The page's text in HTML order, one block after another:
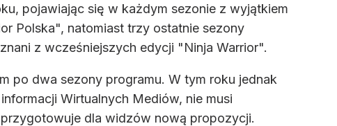
pojawiając się w każdym sezonie z wyjątkiem
Polska", natomiast trzy ostatnie sezony
z wcześniejszych edycji "Ninja Warrior".
po dwa sezony programu. W tym roku jednak
Wirtualnych Mediów, nie musi
dla widzów nową propozycji.